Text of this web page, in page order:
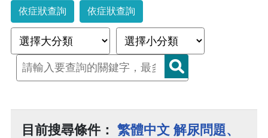
依症狀查詢 依症狀查詢
目前搜尋條件： 繁體中文 解尿問題、